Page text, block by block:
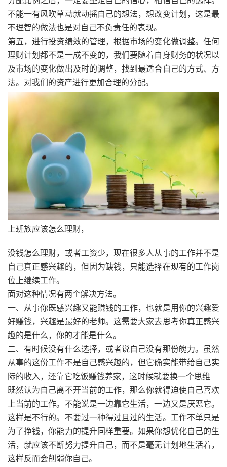
不能一有风吹草动就动摇自己的想法，想改变计划，这是最
不理智的做法也是对自己不负责任的表现。
第五，进行投资绩效的管理，根据市场的变化做调整。任何
理财计划都不是一成不变的，我们要随着自身财务的状况以
及市场的变化做出及时的调整，找到最适合自己的方式、方
法。对我们的资产进行更加合理的分配。
上班族应该怎么理财，
没钱怎么理财，或者工资少，现在很多人从事的工作并不是
自己真正感兴趣的，但因为缺钱，只能选择在现有的工作岗
位上继续工作。
面对这种情况有两个解决方法。
一、从事你既感兴趣又能赚钱的工作，也就是用你的兴趣爱
好赚钱，兴趣是最好的老师。这需要大家去思考你真正感兴
趣的是什么，你的才能是什么。
二、有时候没有什么选择，或者说自己没有那份魄力。虽然
从事的这份工作不是自己感兴趣的，但它确实能带给自己实
际的收入，还靠它吃饭赚钱养家，这时候就要换一个思维
既然认为自己离不开当前的工作，那么你就得迫使自己喜欢
上当前的工作。不能说是一边靠它生活，一边又是厌恶它。
这样是不行的。不要过一种得过且过的生活。工作不单只是
为了挣钱，你能力的提升同样重要。如果你想优化自己的生
活，就应该不断努力提升自己，而不是毫无计划地生活着，
这样反而会削弱你自己。